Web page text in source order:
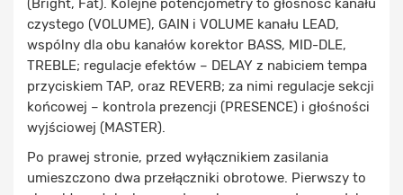
(Bright, Fat). Kolejne potencjometry to głośność kanału
czystego (VOLUME), GAIN i VOLUME kanału LEAD,
wspólny dla obu kanałów korektor BASS, MID-DLE,
TREBLE; regulacje efektów – DELAY z nabiciem tempa
przyciskiem TAP, oraz REVERB; za nimi regulacje sekcji
końcowej – kontrola prezencji (PRESENCE) i głośności
wyjściowej (MASTER).
Po prawej stronie, przed wyłącznikiem zasilania
umieszczono dwa przełączniki obrotowe. Pierwszy to